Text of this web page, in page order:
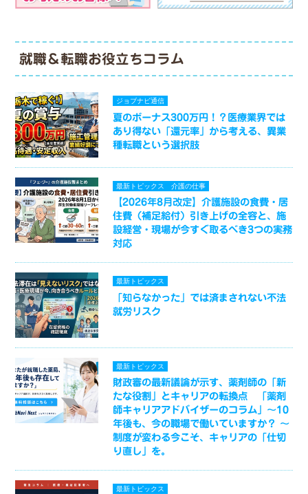
就職＆転職お役立ちコラム
ジョブナビ通信
夏のボーナス300万円！？医療業界では
あり得ない「還元率」から考える、異業
種転職という選択肢
最新トピックス 介護の仕事
【2026年8月改定】介護施設の食費・居
住費（補足給付）引き上げの全容と、施
設経営・現場が今すぐ取るべき3つの実務
対応
最新トピックス
「知らなかった」では済まされない不法
就労リスク
最新トピックス
財政審の最新議論が示す、薬剤師の「新
たな役割」とキャリアの転換点 「薬剤
師キャリアアドバイザーのコラム」～10
年後も、今の職場で働いていますか？ ～
制度が変わる今こそ、キャリアの「仕切
り直し」を。
最新トピックス